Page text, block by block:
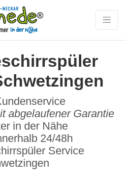
abgelaufener Garantie
in der Nähe
24/48h
Service